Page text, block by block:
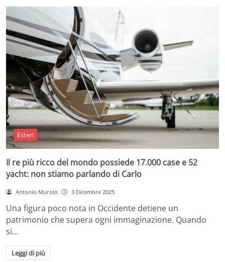
Esteri
Il re più ricco del mondo possiede 17.000 case e 52
yacht: non stiamo parlando di Carlo
Antonio Murolo 3 Dicembre 2025
Una figura poco nota in Occidente detiene un
patrimonio che supera ogni immaginazione. Quando
si…
Leggi di più